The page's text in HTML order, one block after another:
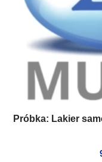
Próbka: Lakier